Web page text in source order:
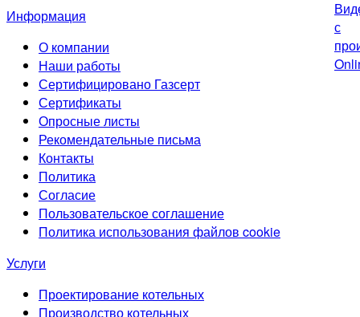
Информация
О компании
Наши работы
Сертифицировано Газсерт
Сертификаты
Опросные листы
Рекомендательные письма
Контакты
Политика
Согласие
Пользовательское соглашение
Политика использования файлов cookie
Услуги
Проектирование котельных
Производство котельных